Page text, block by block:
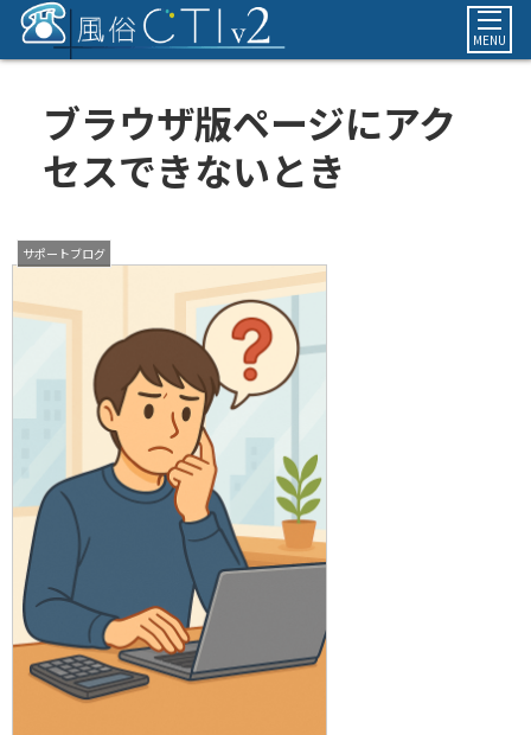
MENU
ブラウザ版ページにアク
セスできないとき
サポートブログ